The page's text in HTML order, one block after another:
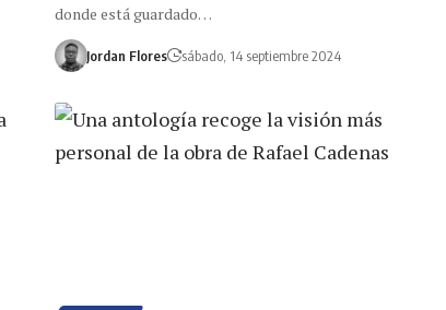
donde está guardado…
Jordan Flores sábado, 14 septiembre 2024